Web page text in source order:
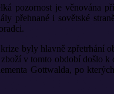
pozornost je věnována
přehnané i sovětské
byly hlavně zpřetrhání
v tomto období došlo k
Gottwalda, po